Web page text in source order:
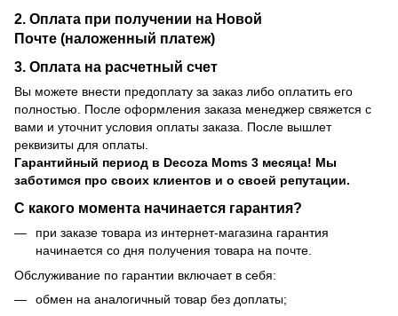
2. Оплата при получении на Новой
Почте (наложенный платеж)
3. Оплата на расчетный счет
Вы можете внести предоплату за заказ либо оплатить его
полностью. После оформления заказа менеджер свяжется с
вами и уточнит условия оплаты заказа. После вышлет
реквизиты для оплаты.
Гарантийный период в Decoza Moms 3 месяца! Мы
заботимся про своих клиентов и о своей репутации.
С какого момента начинается гарантия?
при заказе товара из интернет-магазина гарантия
начинается со дня получения товара на почте.
Обслуживание по гарантии включает в себя:
обмен на аналогичный товар без доплаты;